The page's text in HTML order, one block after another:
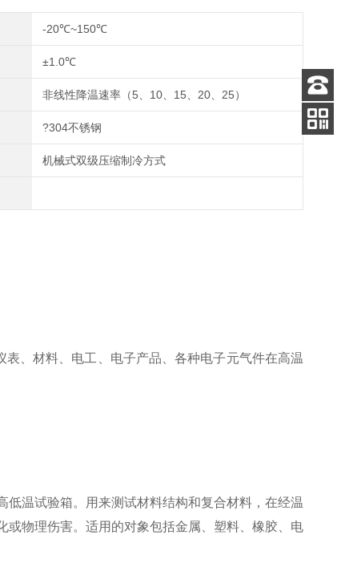
-20℃~150℃
±1.0℃
非线性降温速率（5、10、15、20、25）
?304不锈钢
机械式双级压缩制冷方式
、材料、电工、电子产品、各种电子元气件在高温
温试验箱。用来测试材料结构和复合材料，在经温
或物理伤害。适用的对象包括金属、塑料、橡胶、电
客服
电话